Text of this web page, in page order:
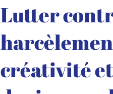
Lutter
créativité